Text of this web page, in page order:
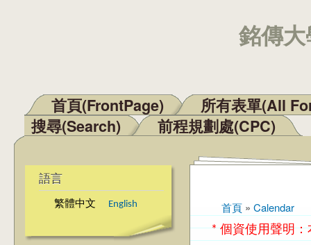
銘傳
主選單
首頁(FrontPage)
所有表單(All
搜尋(Search)
前程規劃處(CPC)
語言
繁體中文 English
您在這裡
首頁 » Calendar
* 個資使用聲明